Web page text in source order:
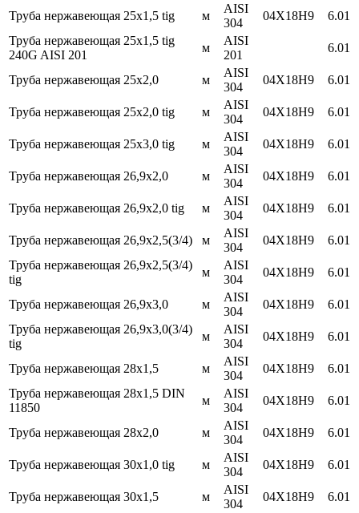
Труба нержавеющая 25х1,5 tig м
AISI
304
04Х18Н9
6.01
Труба нержавеющая 25х1,5 tig
240G AISI 201
м
AISI
201
6.01
Труба нержавеющая 25х2,0 м
AISI
304
04Х18Н9 6.01
Труба нержавеющая 25х2,0 tig м
AISI
304
04Х18Н9 6.01
Труба нержавеющая 25х3,0 tig м
AISI
304
04Х18Н9 6.01
Труба нержавеющая 26,9х2,0 м
AISI
304
04Х18Н9 6.01
Труба нержавеющая 26,9х2,0 tig м
AISI
304
04Х18Н9 6.01
Труба нержавеющая 26,9х2,5(3/4) м
AISI
304
04Х18Н9
6.01
Труба нержавеющая 26,9х2,5(3/4)
tig
м
AISI
304
04Х18Н9 6.01
Труба нержавеющая 26,9х3,0 м
AISI
304
04Х18Н9
6.01
Труба нержавеющая 26,9х3,0(3/4)
tig
м
AISI
304
04Х18Н9 6.01
Труба нержавеющая 28х1,5 м
AISI
304
04Х18Н9
6.01
Труба нержавеющая 28х1,5 DIN
11850
м
AISI
304
04Х18Н9 6.01
Труба нержавеющая 28х2,0 м
AISI
304
04Х18Н9 6.01
Труба нержавеющая 30х1,0 tig м
AISI
304
04Х18Н9 6.01
Труба нержавеющая 30х1,5 м
AISI
304
04Х18Н9 6.01